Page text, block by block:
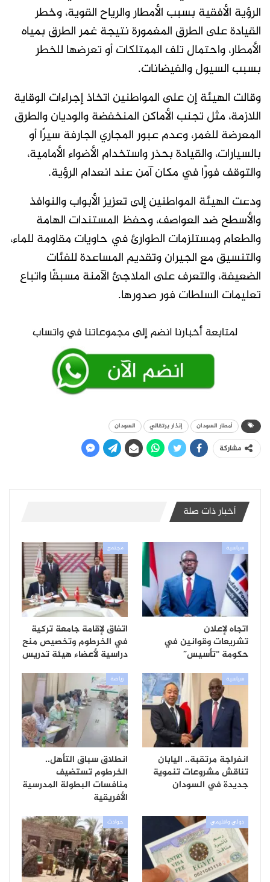
الرؤية الأفقية بسبب الأمطار والرياح القوية، وخطر
القيادة على الطرق المغمورة نتيجة غمر الطرق بمياه
الأمطار، واحتمال تلف الممتلكات أو تعرضها للخطر
بسبب السيول والفيضانات.
وقالت الهيئة إن على المواطنين اتخاذ إجراءات الوقاية
اللازمة، مثل تجنب الأماكن المنخفضة والوديان والطرق
المعرضة للغمر، وعدم عبور المجاري الجارفة سيرًا أو
بالسيارات، والقيادة بحذر واستخدام الأضواء الأمامية،
والتوقف فورًا في مكان آمن عند انعدام الرؤية.
ودعت الهيئة المواطنين إلى تعزيز الأبواب والنوافذ
والأسطح ضد العواصف، وحفظ المستندات الهامة
والطعام ومستلزمات الطوارئ في حاويات مقاومة للماء،
والتنسيق مع الجيران وتقديم المساعدة للفئات
الضعيفة، والتعرف على الملاجئ الآمنة مسبقًا واتباع
تعليمات السلطات فور صدورها.
أمطار السودان إنذار برتقالي السودان
مشاركة
أخبار ذات صلة
سياسية
اتجاه لإعلان
تشريعات وقوانين في
حكومة “تأسيس”
مجتمع
اتفاق لإقامة جامعة تركية
في الخرطوم وتخصيص منح
دراسية لأعضاء هيئة تدريس
سياسية
انفراجة مرتقبة.. اليابان
تناقش مشروعات تنموية
جديدة في السودان
رياضة
انطلاق سباق التأهل..
الخرطوم تستضيف
منافسات البطولة المدرسية
الأفريقية
دولي واقليمي حوادث